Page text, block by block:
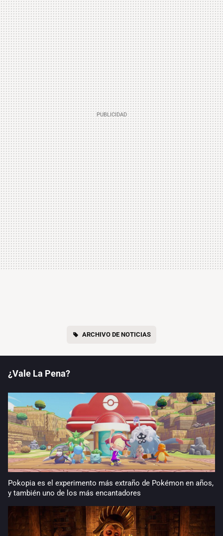
ARCHIVO DE NOTICIAS
¿Vale La Pena?
Pokopia es el experimento más extraño de Pokémon en años,
y también uno de los más encantadores